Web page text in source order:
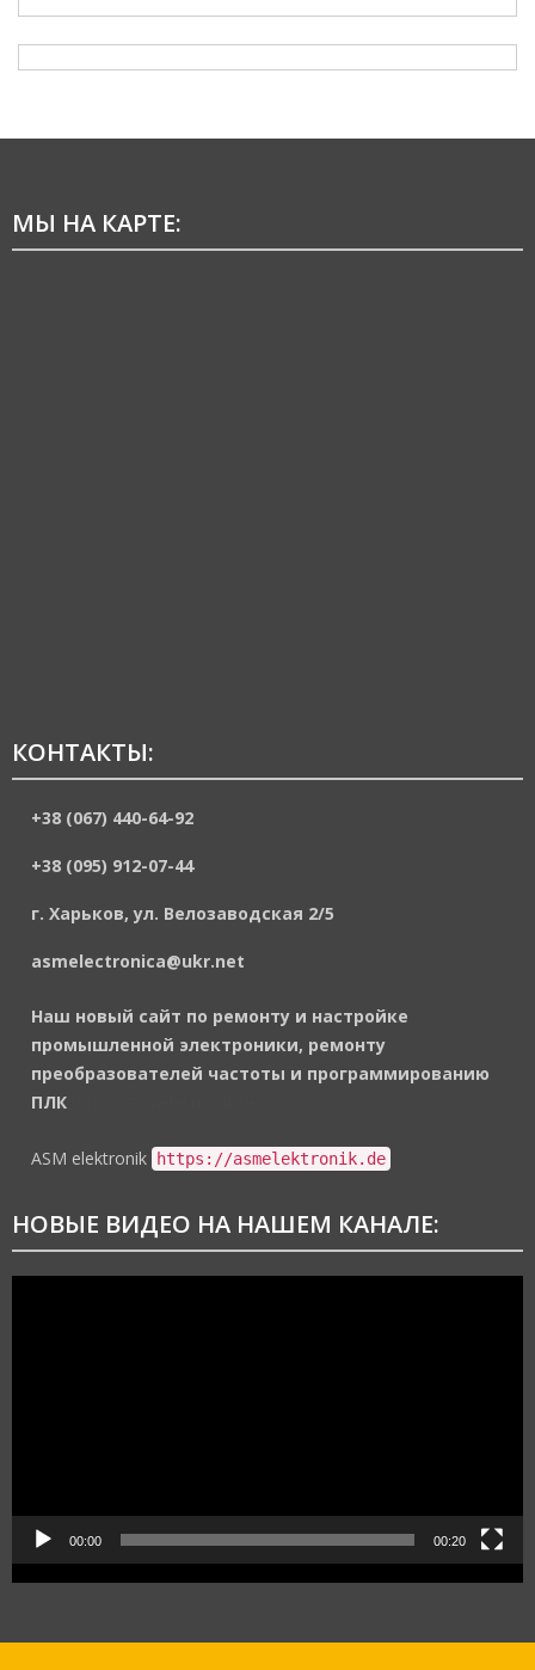
МЫ НА КАРТЕ:
КОНТАКТЫ:
+38 (067) 440-64-92
+38 (095) 912-07-44
г. Харьков, ул. Велозаводская 2/5
asmelectronica@ukr.net
Наш новый сайт по ремонту и настройке
промышленной электроники, ремонту
преобразователей частоты и программированию
ПЛК
ASM elektronik https://asmelektronik.de
НОВЫЕ ВИДЕО НА НАШЕМ КАНАЛЕ:
00:00 00:20